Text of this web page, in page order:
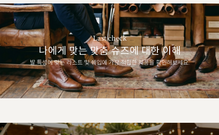
Last check
나에게 맞는 맞춤 슈즈에 대한 이해
발 특성에 맞는 라스트 및 쉐입에 가장 적합한 제품을 확인해보세요.